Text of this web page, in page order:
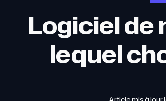
Logiciel de
lequel